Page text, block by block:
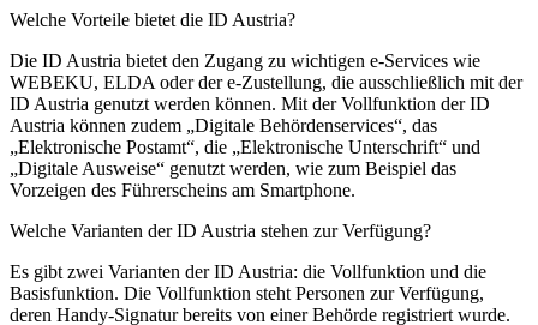
Welche Vorteile bietet die ID Austria?
Die ID Austria bietet den Zugang zu wichtigen e-Services wie
WEBEKU, ELDA oder der e-Zustellung, die ausschließlich mit der
ID Austria genutzt werden können. Mit der Vollfunktion der ID
Austria können zudem „Digitale Behördenservices“, das
„Elektronische Postamt“, die „Elektronische Unterschrift“ und
„Digitale Ausweise“ genutzt werden, wie zum Beispiel das
Vorzeigen des Führerscheins am Smartphone.
Welche Varianten der ID Austria stehen zur Verfügung?
Es gibt zwei Varianten der ID Austria: die Vollfunktion und die
Basisfunktion. Die Vollfunktion steht Personen zur Verfügung,
deren Handy-Signatur bereits von einer Behörde registriert wurde.